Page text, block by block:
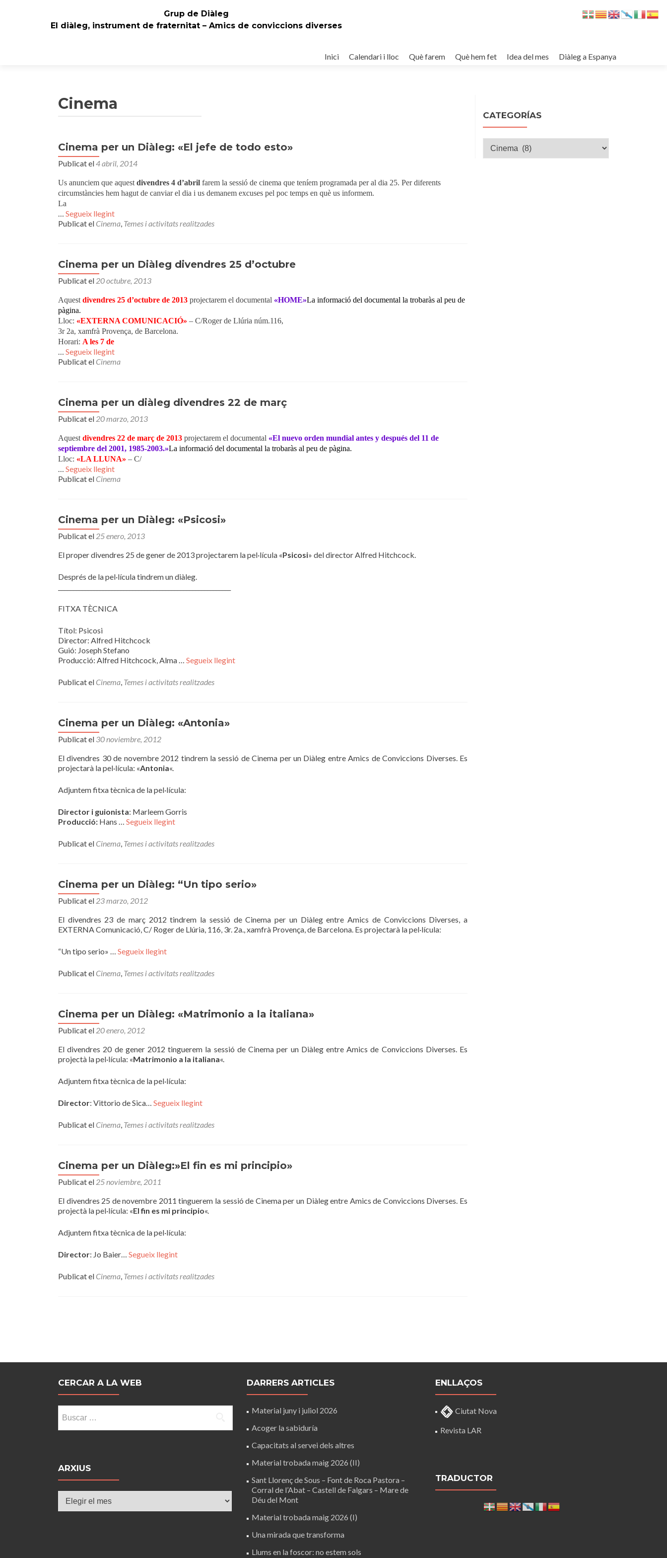
Grup de Diàleg
El diàleg, instrument de fraternitat – Amics de conviccions diverses
al
Inici Calendari i lloc Què farem Què hem fet Idea del mes Diàleg a Espanya
Cinema
Cinema per un Diàleg: «El jefe de todo esto»
Publicat el4 abril, 2014
Us anunciem que aquest divendres 4 d’abril farem la sessió de cinema que teníem programada per al dia 25. Per diferents
circumstàncies hem hagut de canviar el dia i us demanem excuses pel poc temps en què us informem.
La
… Segueix llegint
Publicat el Cinema, Temes i activitats realitzades
Cinema per un Diàleg divendres 25 d’octubre
Publicat el 20 octubre, 2013
Aquest divendres 25 d’octubre de 2013 projectarem el documental «HOME»La informació del documental la trobaràs al peu de
pàgina.
Lloc: «EXTERNA COMUNICACIÓ» – C/Roger de Llúria núm.116,
3r 2a, xamfrà Provença, de Barcelona.
Horari: A les 7 de
… Segueix llegint
Publicat el Cinema
Cinema per un diàleg divendres 22 de març
Publicat el 20 marzo, 2013
Aquest divendres 22 de març de 2013 projectarem el documental «El nuevo orden mundial antes y después del 11 de
septiembre del 2001, 1985-2003.»La informació del documental la trobaràs al peu de pàgina.
Lloc: «LA LLUNA» – C/
… Segueix llegint
Publicat el Cinema
Cinema per un Diàleg: «Psicosi»
Publicat el 25 enero, 2013
El proper divendres 25 de gener de 2013 projectarem la pel·lícula «Psicosi» del director Alfred Hitchcock.
Després de la pel·lícula tindrem un diàleg.
FITXA TÈCNICA
Títol: Psicosi
Director: Alfred Hitchcock
Guió: Joseph Stefano
Producció: Alfred Hitchcock, Alma … Segueix llegint
Publicat el Cinema, Temes i activitats realitzades
Cinema per un Diàleg: «Antonia»
Publicat el 30 noviembre, 2012
El divendres 30 de novembre 2012 tindrem la sessió de Cinema per un Diàleg entre Amics de Conviccions Diverses. Es
projectarà la pel·lícula: «Antonia«.
Adjuntem fitxa tècnica de la pel·lícula:
Director i guionista: Marleem Gorris
Producció: Hans … Segueix llegint
Publicat el Cinema, Temes i activitats realitzades
Cinema per un Diàleg: “Un tipo serio»
Publicat el 23 marzo, 2012
El divendres 23 de març 2012 tindrem la sessió de Cinema per un Diàleg entre Amics de Conviccions Diverses, a
EXTERNA Comunicació, C/ Roger de Llúria, 116, 3r. 2a., xamfrà Provença, de Barcelona. Es projectarà la pel·lícula:
“Un tipo serio» … Segueix llegint
Publicat el Cinema, Temes i activitats realitzades
Cinema per un Diàleg: «Matrimonio a la italiana»
Publicat el 20 enero, 2012
El divendres 20 de gener 2012 tinguerem la sessió de Cinema per un Diàleg entre Amics de Conviccions Diverses. Es
projectà la pel·lícula: «Matrimonio a la italiana«.
Adjuntem fitxa tècnica de la pel·lícula:
Director: Vittorio de Sica… Segueix llegint
Publicat el Cinema, Temes i activitats realitzades
Cinema per un Diàleg:»El fin es mi principio»
Publicat el 25 noviembre, 2011
El divendres 25 de novembre 2011 tinguerem la sessió de Cinema per un Diàleg entre Amics de Conviccions Diverses. Es
projectà la pel·lícula: «El fin es mi principio«.
Adjuntem fitxa tècnica de la pel·lícula:
Director: Jo Baier… Segueix llegint
Publicat el Cinema, Temes i activitats realitzades
CATEGORÍAS
Categorías
CERCAR A LA WEB
ARXIUS
DARRERS ARTICLES
Material juny i juliol 2026
Acoger la sabiduría
Capacitats al servei dels altres
Material trobada maig 2026 (II)
Sant Llorenç de Sous – Font de Roca Pastora –
Corral de l’Abat – Castell de Falgars – Mare de
Déu del Mont
Material trobada maig 2026 (I)
Una mirada que transforma
Llums en la foscor: no estem sols
ENLLAÇOS
Ciutat Nova
Revista LAR
TRADUCTOR